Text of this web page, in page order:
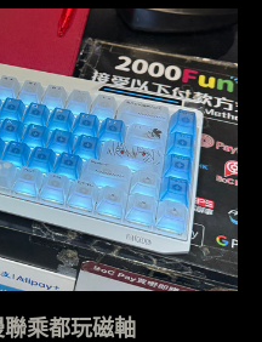
聯乘都玩磁軸